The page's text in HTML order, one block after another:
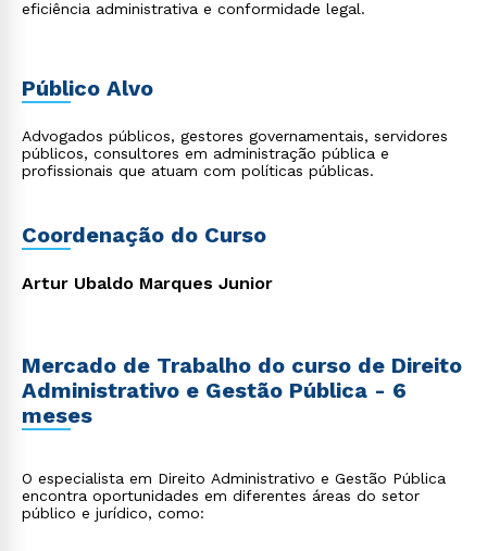
eficiência administrativa e conformidade legal.
Público Alvo
Advogados públicos, gestores governamentais, servidores
públicos, consultores em administração pública e
profissionais que atuam com políticas públicas.
Coordenação do Curso
Artur Ubaldo Marques Junior
Mercado de Trabalho do curso de Direito
Administrativo e Gestão Pública - 6
meses
O especialista em Direito Administrativo e Gestão Pública
encontra oportunidades em diferentes áreas do setor
público e jurídico, como: